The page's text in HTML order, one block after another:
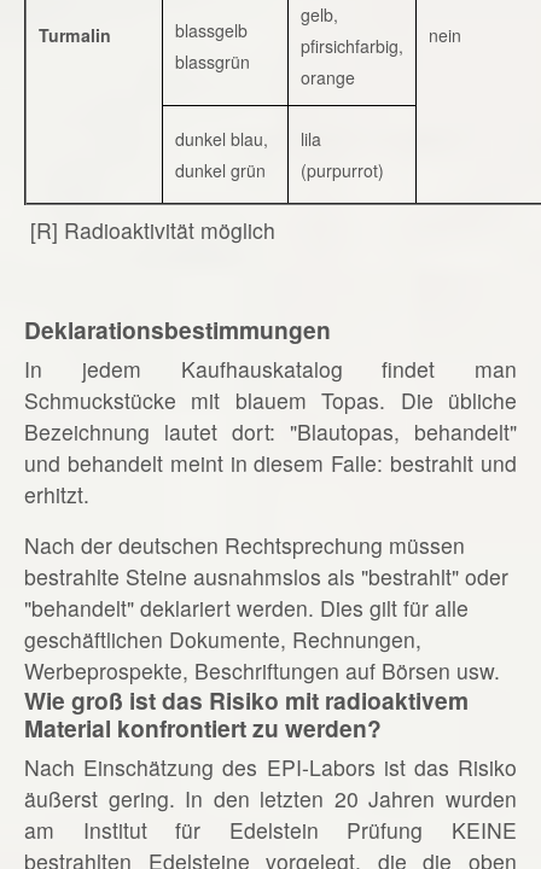
Turmalin nein
blassgelb
blassgrün
gelb,
pfirsichfarbig,
orange
dunkel blau,
dunkel grün
lila
(purpurrot)
[R] Radioaktivität möglich
Deklarationsbestimmungen
In jedem Kaufhauskatalog findet man
Schmuckstücke mit blauem Topas. Die übliche
Bezeichnung lautet dort: "Blautopas, behandelt"
und behandelt meint in diesem Falle: bestrahlt und
erhitzt.
Nach der deutschen Rechtsprechung müssen
bestrahlte Steine ausnahmslos als "bestrahlt" oder
"behandelt" deklariert werden. Dies gilt für alle
geschäftlichen Dokumente, Rechnungen,
Werbeprospekte, Beschriftungen auf Börsen usw.
Wie groß ist das Risiko mit radioaktivem
Material konfrontiert zu werden?
Nach Einschätzung des EPI-Labors ist das Risiko
äußerst gering. In den letzten 20 Jahren wurden
am Institut für Edelstein Prüfung KEINE
bestrahlten Edelsteine vorgelegt, die die oben